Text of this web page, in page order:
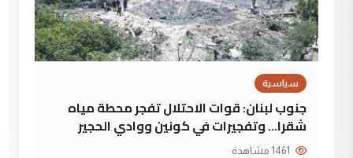
سياسية
جنوب لبنان: قوات الاحتلال تفجر محطة مياه
شقرا… وتفجيرات في كونين ووادي الحجير